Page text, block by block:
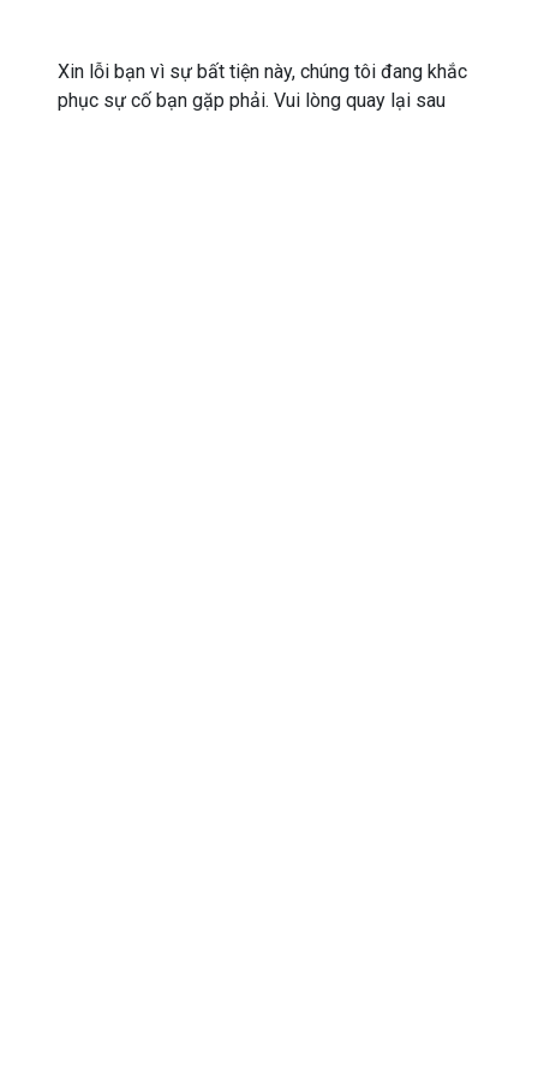
Xin lỗi bạn vì sự bất tiện này, chúng tôi đang khắc
phục sự cố bạn gặp phải. Vui lòng quay lại sau